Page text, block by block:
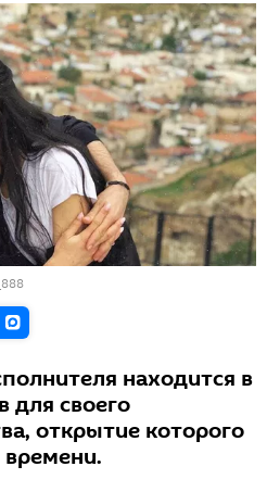
находится в
для своего
открытие которого
времени.